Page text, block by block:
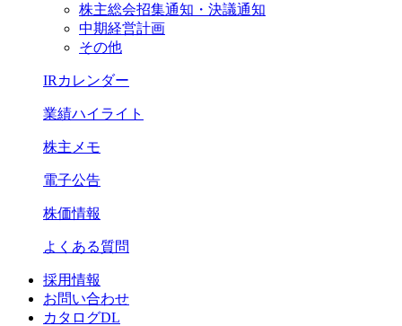
株主総会招集通知・決議通知
中期経営計画
その他
IRカレンダー
業績ハイライト
株主メモ
電子公告
株価情報
よくある質問
採用情報
お問い合わせ
カタログDL